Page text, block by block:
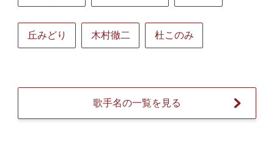
丘みどり 木村徹二 杜このみ
歌手名の一覧を見る